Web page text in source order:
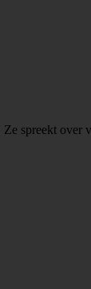
Ze spreekt over